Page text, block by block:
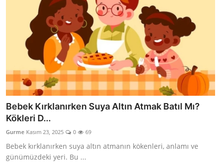
Bebek Kırklanırken Suya Altın Atmak Batıl Mı?
Kökleri D...
Gurme Kasım 23, 2025 0 69
Bebek kırklanırken suya altın atmanın kökenleri, anlamı ve
günümüzdeki yeri. Bu ...